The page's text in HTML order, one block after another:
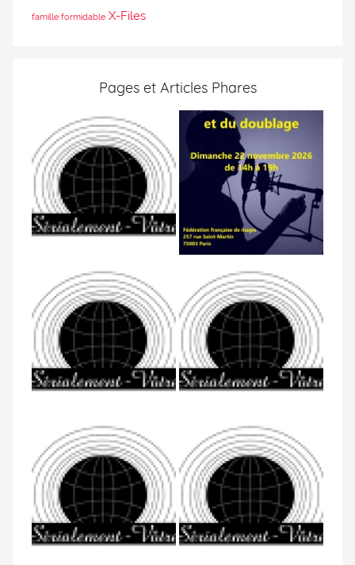
famille formidable X-Files
Pages et Articles Phares